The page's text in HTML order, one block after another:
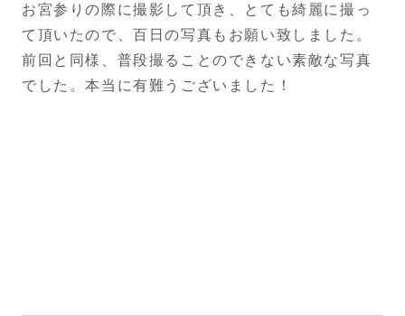
お宮参りの際に撮影して頂き、とても綺麗に撮っ
て頂いたので、百日の写真もお願い致しました。
前回と同様、 普段撮ることのできない素敵な写真
でした。本当に有難うございました！